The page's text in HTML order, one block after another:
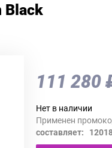
Black
111 280
Нет в наличии
Применен
составляет: